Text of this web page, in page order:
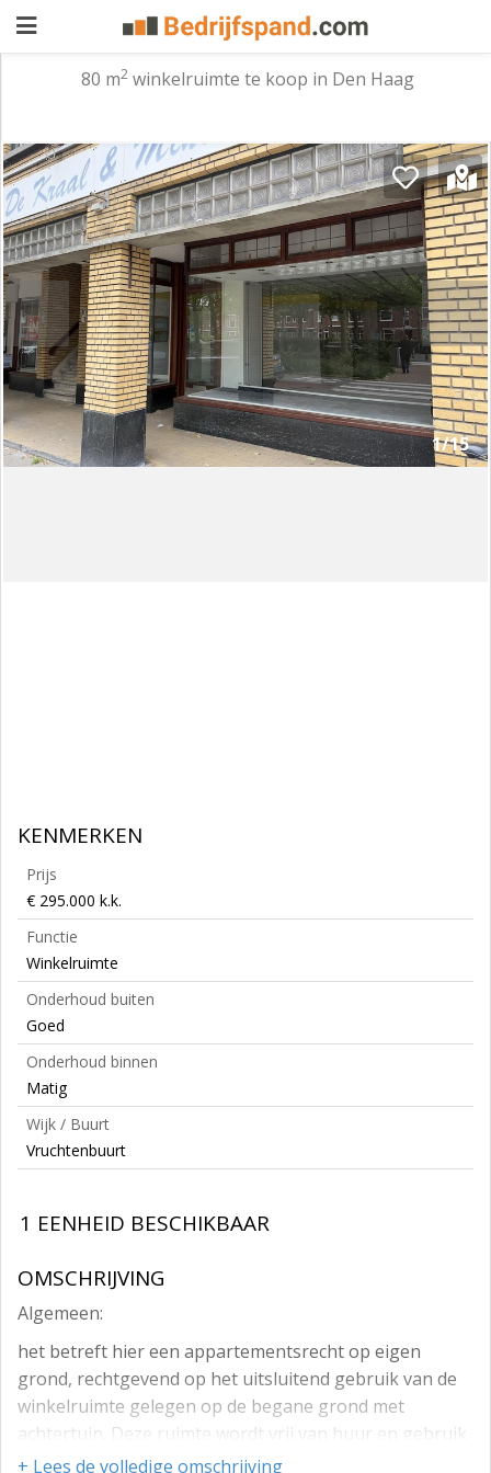
aanbieden
Pand
zoeken
Waarom
adverteren
Premium
adverteren
Blog
Registreren
Login
80 m2 winkelruimte te koop in Den Haag
1/15
KENMERKEN
Prijs
€ 295.000 k.k.
Functie
Winkelruimte
Onderhoud buiten
Goed
Onderhoud binnen
Matig
Wijk / Buurt
Vruchtenbuurt
1 EENHEID BESCHIKBAAR
OMSCHRIJVING
Algemeen:
het betreft hier een appartementsrecht op eigen
grond, rechtgevend op het uitsluitend gebruik van de
winkelruimte gelegen op de begane grond met
achtertuin. Deze ruimte wordt vrij van huur en gebruik
door de eigenaar via ons kantoor te koop op de markt
+ Lees de volledige omschrijving